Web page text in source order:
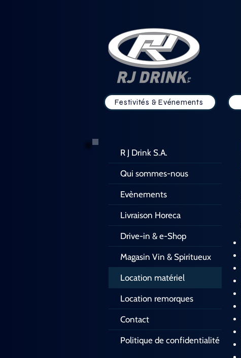
Festivités & Evénements
R J Drink S.A.
Qui sommes-nous
Evènements
Livraison Horeca
Drive-in & e-Shop
Magasin Vin & Spiritueux
Location matériel
Location remorques
Contact
Politique de confidentialité